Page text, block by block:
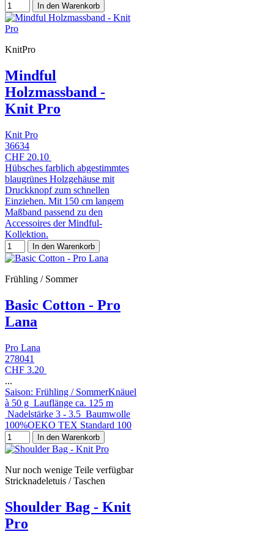
In den Warenkorb
KnitPro
Mindful
Holzmassband -
Knit Pro
Knit Pro
36634
CHF 20.10
Hübsches farblich abgestimmtes
blaugrünes Holzgehäuse mit
Druckknopf zum schnellen
Einziehen. Mit 150 cm langem
Maßband passend zu den
Accessoires der Mindful-
Kollektion.
In den Warenkorb
Frühling / Sommer
Basic Cotton - Pro
Lana
Pro Lana
278041
CHF 3.20
...
Saison: Frühling / SommerKnäuel
à 50 g Lauflänge ca. 125 m
Nadelstärke 3 - 3.5 Baumwolle
100%OEKO TEX Standard 100
In den Warenkorb
Nur noch wenige Teile verfügbar
Stricknadeletuis / Taschen
Shoulder Bag - Knit
Pro